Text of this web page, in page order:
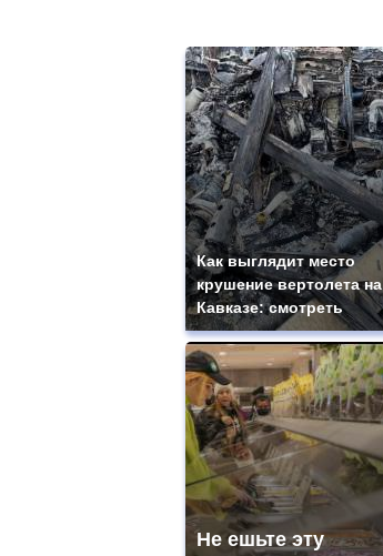
Как выглядит место
крушение вертолета на
Кавказе: смотреть
Не ешьте эту